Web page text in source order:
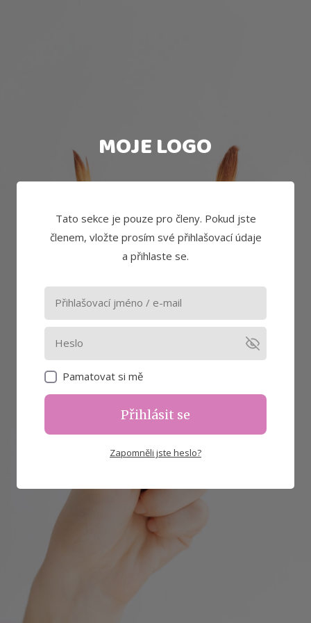
MOJE LOGO
Tato sekce je pouze pro členy. Pokud jste
členem, vložte prosím své přihlašovací údaje
a přihlaste se.
Pamatovat si mě
Přihlásit se
Zapomněli jste heslo?